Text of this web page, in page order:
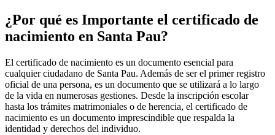
¿Por qué es Importante el certificado de
nacimiento en Santa Pau?
El certificado de nacimiento es un documento esencial para
cualquier ciudadano de Santa Pau. Además de ser el primer registro
oficial de una persona, es un documento que se utilizará a lo largo
de la vida en numerosas gestiones. Desde la inscripción escolar
hasta los trámites matrimoniales o de herencia, el certificado de
nacimiento es un documento imprescindible que respalda la
identidad y derechos del individuo.